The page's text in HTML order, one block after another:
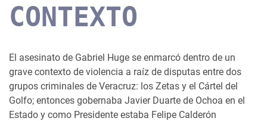
CONTEXTO
El asesinato de Gabriel Huge se enmarcó dentro de un
grave contexto de violencia a raíz de disputas entre dos
grupos criminales de Veracruz: los Zetas y el Cártel del
Golfo; entonces gobernaba Javier Duarte de Ochoa en el
Estado y como Presidente estaba Felipe Calderón